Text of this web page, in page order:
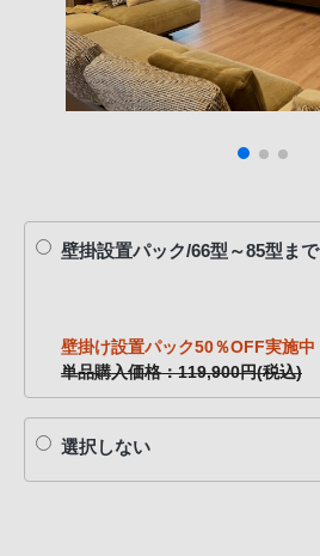
壁掛設置パック/66型～85型まで
壁掛け設置パック50％OFF実施中
単品購入価格：119,900円(税込)
選択しない